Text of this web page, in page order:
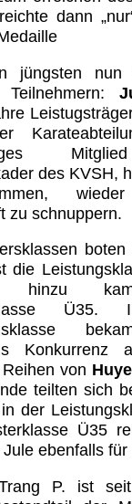
dann
jüngsten
Teilnehmern:
des KVSH,
zu schnuppern.
die
hinzu
Konkurrenz
von
teilten sich
der
Ü35
ebenfalls für
P. ist